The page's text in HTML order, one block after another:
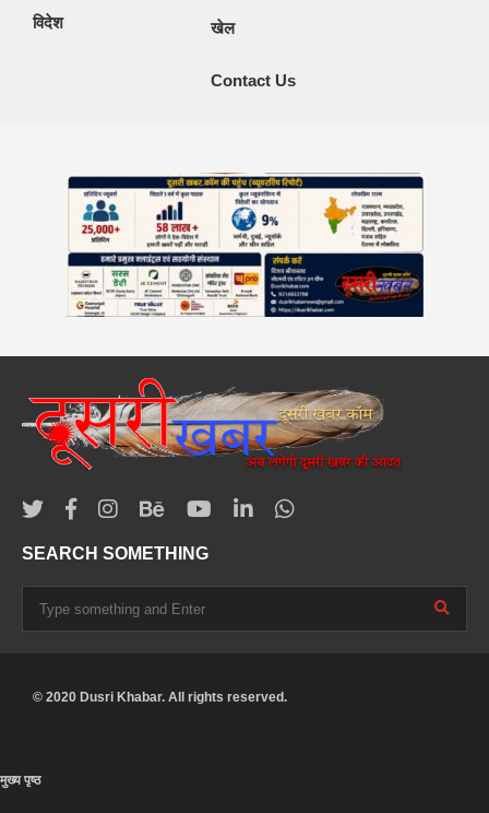
विदेश खेल
Contact Us
SEARCH SOMETHING
© 2020 Dusri Khabar. All rights reserved.
मुख्य पृष्ठ